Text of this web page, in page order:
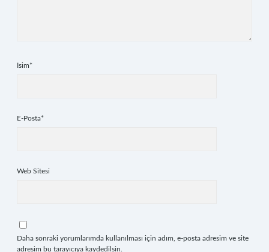
İsim*
E-Posta*
Web Sitesi
Daha sonraki yorumlarımda kullanılması için adım, e-posta adresim ve site
adresim bu tarayıcıya kaydedilsin.